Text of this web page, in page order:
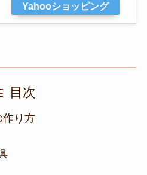
Yahooショッピング
目次
作り方